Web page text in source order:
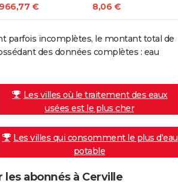
966,77 € 8,06 €
parfois incomplètes, le montant total de
des données complètes : eau
Les villes où le traitement des eaux
usées est le plus cher
Les villes qui consomment le plus d'eau
potable
abonnés à Cerville